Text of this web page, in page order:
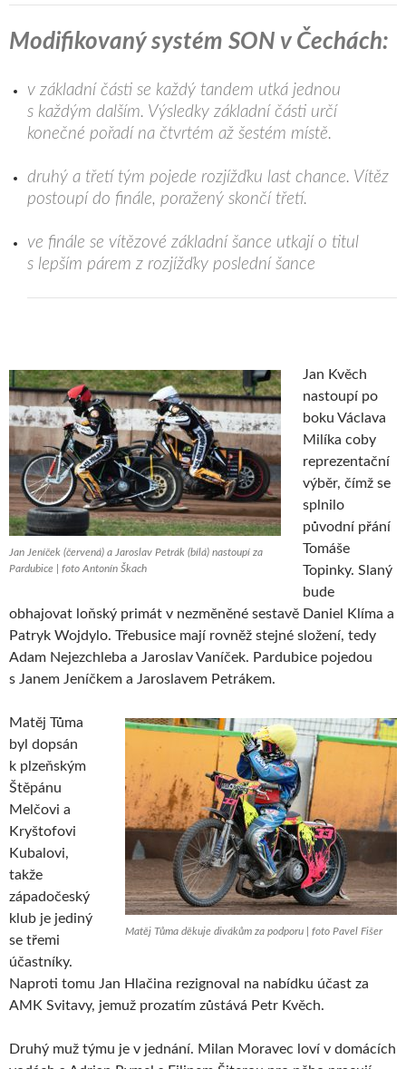
Modifikovaný systém SON v Čechách:
v základní části se každý tandem utká jednou
s každým dalším. Výsledky základní části určí
konečné pořadí na čtvrtém až šestém místě.
druhý a třetí tým pojede rozjížďku last chance. Vítěz
postoupí do finále, poražený skončí třetí.
ve finále se vítězové základní šance utkají o titul
s lepším párem z rozjížďky poslední šance
Jan Jeníček (červená) a Jaroslav Petrák (bílá) nastoupí za
Pardubice | foto Antonín Škach
Jan Kvěch
nastoupí po
boku Václava
Milíka coby
reprezentační
výběr, čímž se
splnilo
původní přání
Tomáše
Topinky. Slaný
bude
obhajovat loňský primát v nezměněné sestavě Daniel Klíma a
Patryk Wojdylo. Třebusice mají rovněž stejné složení, tedy
Adam Nejezchleba a Jaroslav Vaníček. Pardubice pojedou
s Janem Jeníčkem a Jaroslavem Petrákem.
Matěj Tůma děkuje divákům za podporu | foto Pavel Fišer
Matěj Tůma
byl dopsán
k plzeňským
Štěpánu
Melčovi a
Kryštofovi
Kubalovi,
takže
západočeský
klub je jediný
se třemi
účastníky.
Naproti tomu Jan Hlačina rezignoval na nabídku účast za
AMK Svitavy, jemuž prozatím zůstává Petr Kvěch.
Druhý muž týmu je v jednání. Milan Moravec loví v domácích